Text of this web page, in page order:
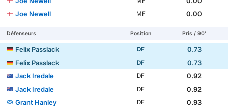
Joe Newell
MF 0.00
Défenseurs Position Pris / 90'
Felix Passlack DF
0.73
Felix Passlack
DF
0.73
Jack Iredale
DF
0.92
Jack Iredale
DF
0.92
Grant Hanley
DF
0.93